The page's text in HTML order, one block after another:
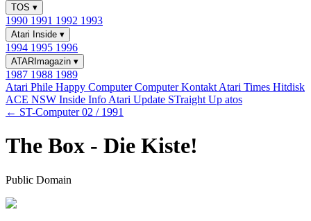
TOS ▾
1990 1991 1992 1993
Atari Inside ▾
1994 1995 1996
ATARImagazin ▾
1987 1988 1989
Atari Phile Happy ComputerComputer Kontakt Atari Times Hitdisk
ACE NSW Inside Info Atari Update STraight Up atos
← ST-Computer 02 / 1991
The Box - Die Kiste!
Public Domain